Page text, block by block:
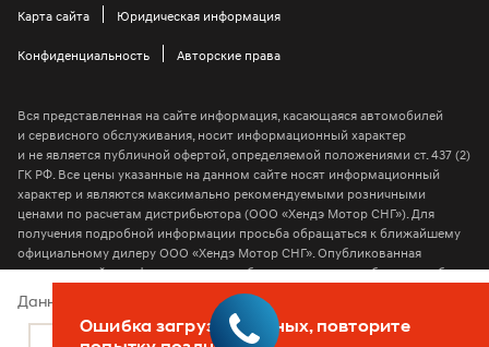
Ошибка загрузки данных, повторите
Карта сайта Юридическая информация
Конфиденциальность Авторские права
Вся представленная на сайте информация, касающаяся автомобилей
и сервисного обслуживания, носит информационный характер
и не является публичной офертой, определяемой положениями ст. 437 (2)
ГК РФ. Все цены указанные на данном сайте носят информационный
характер и являются максимально рекомендуемыми розничными
ценами по расчетам дистрибьютора (ООО «Хендэ Мотор СНГ»). Для
получения подробной информации просьба обращаться к ближайшему
официальному дилеру ООО «Хендэ Мотор СНГ». Опубликованная
на данном сайте информация может быть изменена в любое время без
предварительного уведомления.
2026 © ООО “Хендэ Мотор СНГ”
Данный веб-сайт использует cookie-файлы